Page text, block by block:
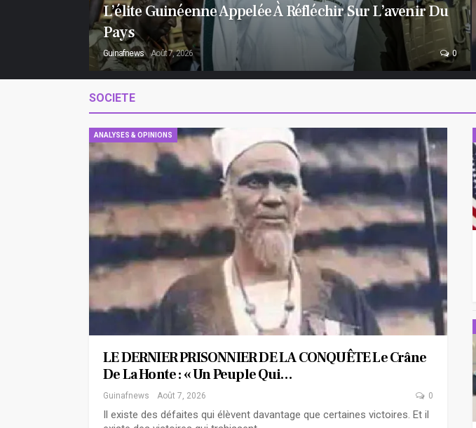
L’élite Guinéenne Appelée À Réfléchir Sur L’avenir Du
Pays
Guinafnews Août 7, 2026 0
SOCIETE
ANALYSES & OPINIONS
LE DERNIER PRISONNIER DE LA CONQUÊTE Le Crâne
De La Honte : « Un Peuple Qui…
Guinafnews Août 7, 2026 0
Il existe des défaites qui élèvent davantage que certaines victoires. Et il